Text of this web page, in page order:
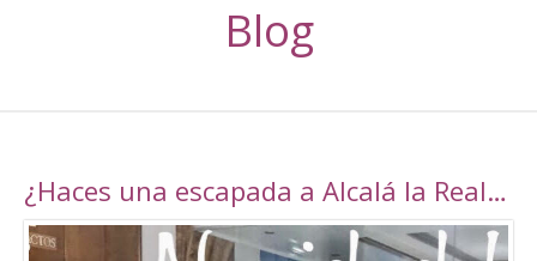
Blog
¿Haces una escapada a Alcalá la Real esta navidad?